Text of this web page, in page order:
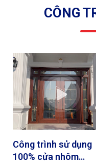
CÔNG
Công trình sử dụng
100% cửa nhôm